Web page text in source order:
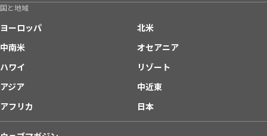
国と地域
ヨーロッパ
北米
中南米
オセアニア
ハワイ
リゾート
アジア
中近東
アフリカ
日本